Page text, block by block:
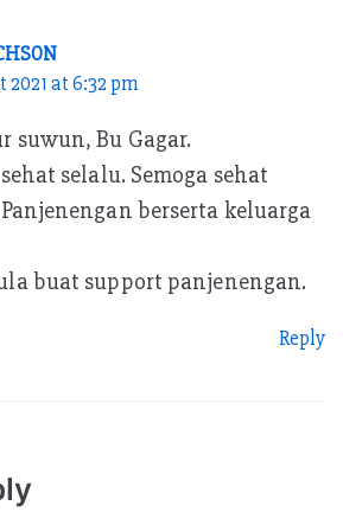
2021 at 6:32 pm
suwun, Bu Gagar.
selalu. Semoga sehat
berserta keluarga
buat support panjenengan.
Reply